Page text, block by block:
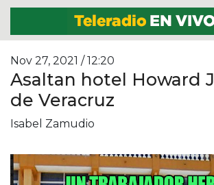
Nov 27, 2021 / 12:20
Asaltan hotel Howard
de Veracruz
Isabel Zamudio